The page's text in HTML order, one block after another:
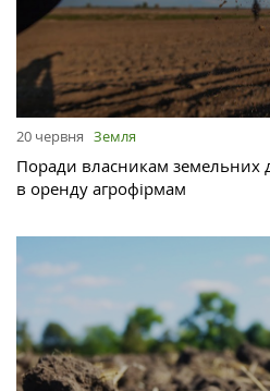
20 червня Земля
Поради власникам земельних
в оренду агрофірмам